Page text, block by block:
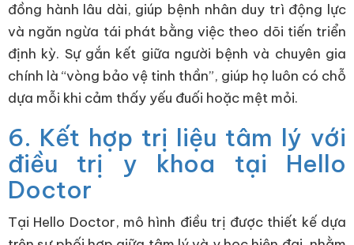
đồng hành lâu dài, giúp bệnh nhân duy trì động lực
và ngăn ngừa tái phát bằng việc theo dõi tiến triển
định kỳ. Sự gắn kết giữa người bệnh và chuyên gia
chính là “vòng bảo vệ tinh thần”, giúp họ luôn có chỗ
dựa mỗi khi cảm thấy yếu đuối hoặc mệt mỏi.
6. Kết hợp trị liệu tâm lý với
điều trị y khoa tại Hello
Doctor
Tại Hello Doctor, mô hình điều trị được thiết kế dựa